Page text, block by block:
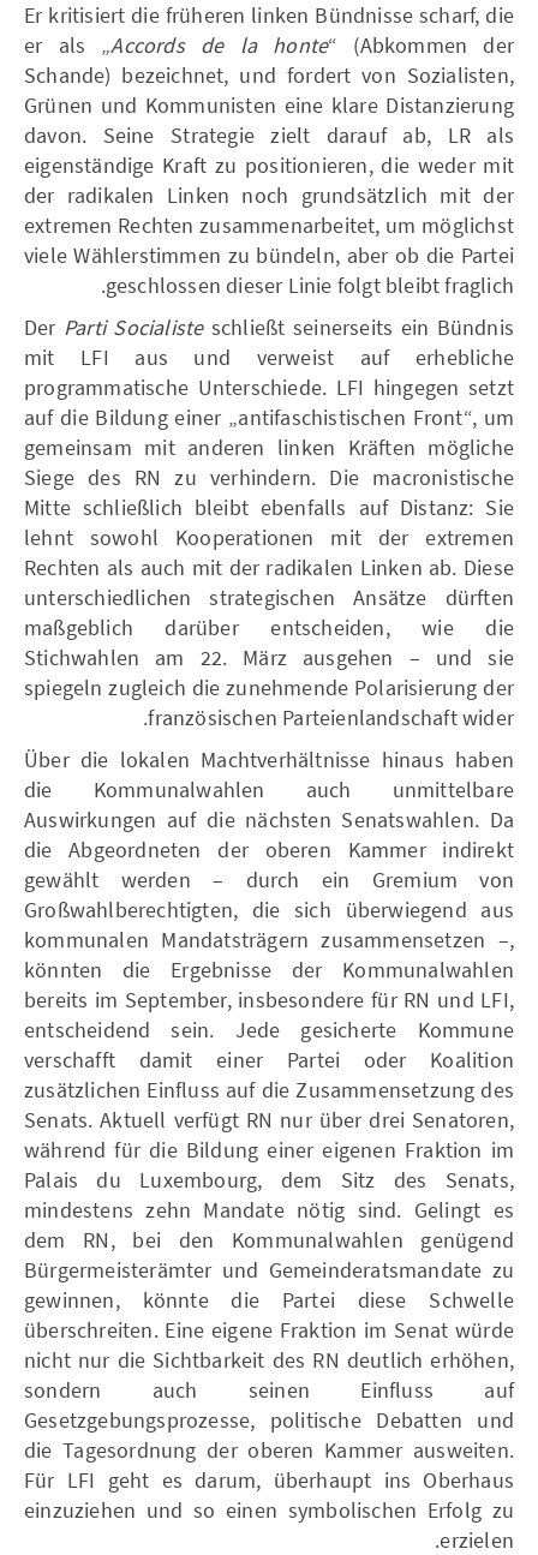
Er kritisiert die früheren linken Bündnisse scharf, die
er als „Accords de la honte“ (Abkommen der
Schande) bezeichnet, und fordert von Sozialisten,
Grünen und Kommunisten eine klare Distanzierung
davon. Seine Strategie zielt darauf ab, LR als
eigenständige Kraft zu positionieren, die weder mit
der radikalen Linken noch grundsätzlich mit der
extremen Rechten zusammenarbeitet, um möglichst
viele Wählerstimmen zu bündeln, aber ob die Partei
geschlossen dieser Linie folgt bleibt fraglich.
Der Parti Socialisteschließt seinerseits ein Bündnis
mit LFI aus und verweist auf erhebliche
programmatische Unterschiede. LFI hingegen setzt
auf die Bildung einer „antifaschistischen Front“, um
gemeinsam mit anderen linken Kräften mögliche
Siege des RN zu verhindern. Die macronistische
Mitte schließlich bleibt ebenfalls auf Distanz: Sie
lehnt sowohl Kooperationen mit der extremen
Rechten als auch mit der radikalen Linken ab. Diese
unterschiedlichen strategischen Ansätze dürften
maßgeblich darüber entscheiden, wie die
Stichwahlen am 22. März ausgehen – und sie
spiegeln zugleich die zunehmende Polarisierung der
französischen Parteienlandschaft wider.
Über die lokalen Machtverhältnisse hinaus haben
die Kommunalwahlen auch unmittelbare
Auswirkungen auf die nächsten Senatswahlen. Da
die Abgeordneten der oberen Kammer indirekt
gewählt werden – durch ein Gremium von
Großwahlberechtigten, die sich überwiegend aus
kommunalen Mandatsträgern zusammensetzen –,
könnten die Ergebnisse der Kommunalwahlen
bereits im September, insbesondere für RN und LFI,
entscheidend sein. Jede gesicherte Kommune
verschafft damit einer Partei oder Koalition
zusätzlichen Einfluss auf die Zusammensetzung des
Senats. Aktuell verfügt RN nur über drei Senatoren,
während für die Bildung einer eigenen Fraktion im
Palais du Luxembourg, dem Sitz des Senats,
mindestens zehn Mandate nötig sind. Gelingt es
dem RN, bei den Kommunalwahlen genügend
Bürgermeisterämter und Gemeinderatsmandate zu
gewinnen, könnte die Partei diese Schwelle
überschreiten. Eine eigene Fraktion im Senat würde
nicht nur die Sichtbarkeit des RN deutlich erhöhen,
sondern auch seinen Einfluss auf
Gesetzgebungsprozesse, politische Debatten und
die Tagesordnung der oberen Kammer ausweiten.
Für LFI geht es darum, überhaupt ins Oberhaus
einzuziehen und so einen symbolischen Erfolg zu
erzielen.